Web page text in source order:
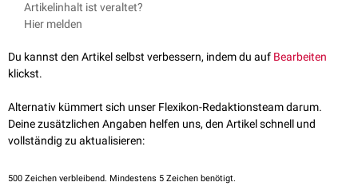
Artikelinhalt ist veraltet?
Hier melden
Du kannst den Artikel selbst verbessern, indem du auf Bearbeiten
klickst.
Alternativ kümmert sich unser Flexikon-Redaktionsteam darum.
Deine zusätzlichen Angaben helfen uns, den Artikel schnell und
vollständig zu aktualisieren:
500 Zeichen verbleibend. Mindestens 5 Zeichen benötigt.